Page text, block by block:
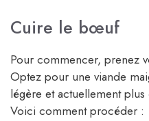
Cuire le bœuf
Pour commencer, prenez
Optez pour une viande
légère et actuellement
Voici comment procéder :